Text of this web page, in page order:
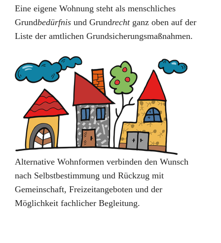
Eine eigene Wohnung steht als menschliches
Grundbedürfnis und Grundrechtganz oben auf der
Liste der amtlichen Grundsicherungsmaßnahmen.
Alternative Wohnformen verbinden den Wunsch
nach Selbstbestimmung und Rückzug mit
Gemeinschaft, Freizeitangeboten und der
Möglichkeit fachlicher Begleitung.